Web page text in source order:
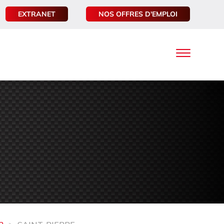
EXTRANET NOS OFFRES D'EMPLOI